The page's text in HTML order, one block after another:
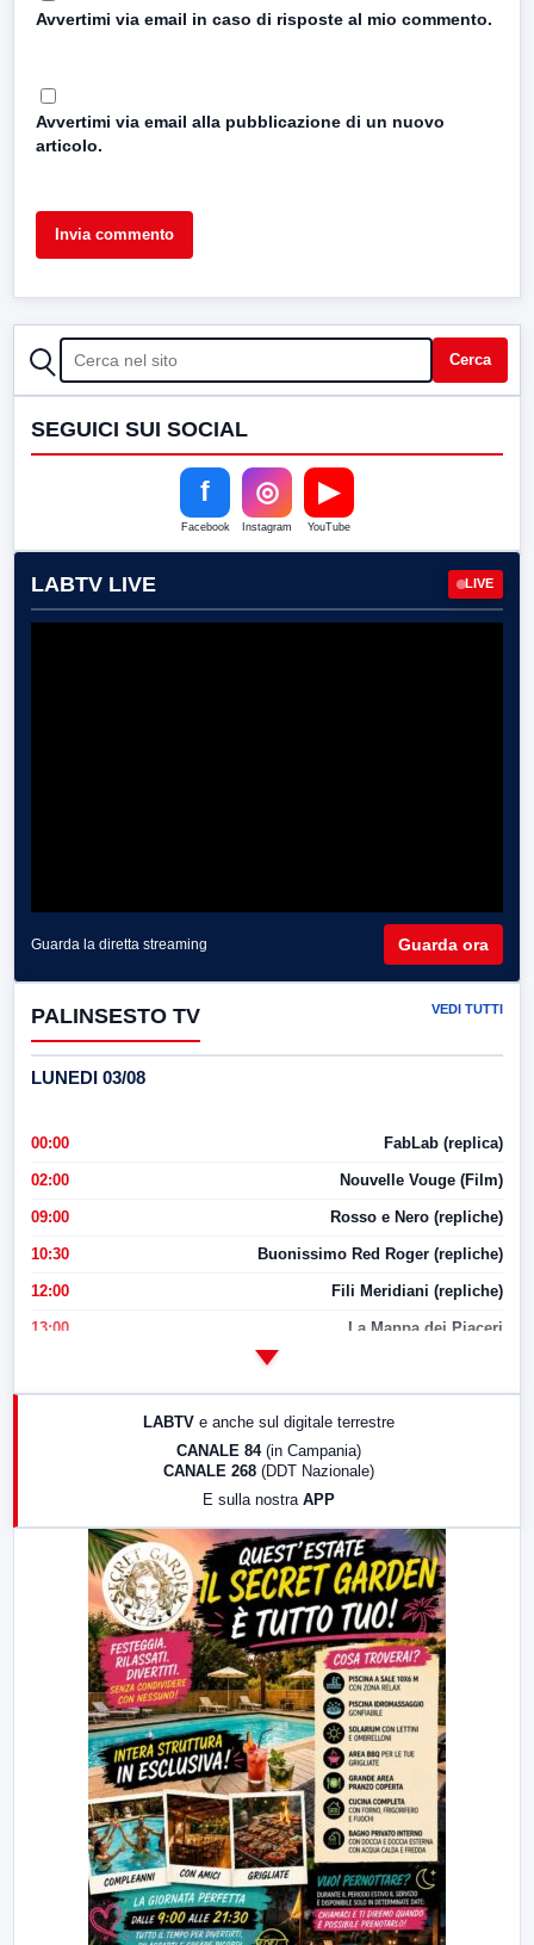
Avvertimi via email in caso di risposte al mio commento.
Avvertimi via email alla pubblicazione di un nuovo
articolo.
CERCA Cerca
SEGUICI SUI SOCIAL
f
Facebook
◎
Instagram
▶
YouTube
LABTV LIVE LIVE
Guarda la diretta streaming Guarda ora
PALINSESTO TV VEDI TUTTI
LUNEDI 03/08
00:00 FabLab (replica)
02:00 Nouvelle Vouge (Film)
09:00 Rosso e Nero (repliche)
10:30 Buonissimo Red Roger (repliche)
12:00 Fili Meridiani (repliche)
13:00 La Mappa dei Piaceri
17:00 LabNews (replica)
LabNews (replica)
LABTV e anche sul digitale terrestre
CANALE 84 (in Campania)
CANALE 268 (DDT Nazionale)
E sulla nostra APP